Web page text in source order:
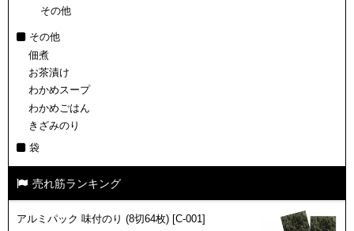
その他
その他
佃煮
お茶漬け
わかめスープ
わかめごはん
きざみのり
袋
売れ筋ランキング
アルミパック 味付のり (8切64枚) [C-001]